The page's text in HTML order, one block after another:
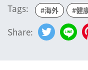
Tags: #海外 #健
Share: